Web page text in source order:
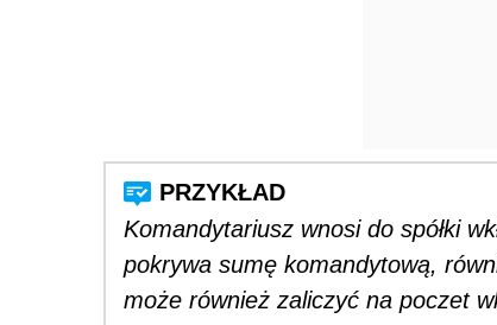
Komandytariusz wnosi do spółki
pokrywa sumę komandytową,
może również zaliczyć na poczet